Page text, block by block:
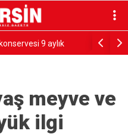
9 aylık SESSİZ
meyve ve
ilgi